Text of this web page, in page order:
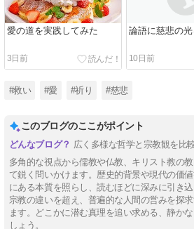
愛の道を実践してみた
3日前
論語に慈悲の光
10日前
#救い #愛 #祈り #慈悲
このブログのここがポイント
広く多様な哲学と宗教観を比
多角的な視点から儒教や仏教、キリスト教の
て鋭く問いかけます。歴史的背景や現代の価
にある本質を照らし、読むほどに深みに引き
宗教の違いを超え、普遍的な人間の営みを探
ます。どこかに潜む真理を追い求める、静か
しょう。